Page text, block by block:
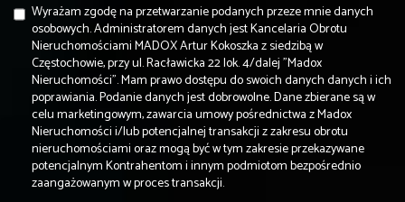
Wyrażam zgodę na przetwarzanie podanych przeze mnie danych
osobowych. Administratorem danych jest Kancelaria Obrotu
Nieruchomościami MADOX Artur Kokoszka z siedzibą w
Częstochowie, przy ul. Racławicka 22 lok. 4/dalej "Madox
Nieruchomości". Mam prawo dostępu do swoich danych danych i ich
poprawiania. Podanie danych jest dobrowolne. Dane zbierane są w
celu marketingowym, zawarcia umowy pośrednictwa z Madox
Nieruchomości i/lub potencjalnej transakcji z zakresu obrotu
nieruchomościami oraz mogą być w tym zakresie przekazywane
potencjalnym Kontrahentom i innym podmiotom bezpośrednio
zaangażowanym w proces transakcji.